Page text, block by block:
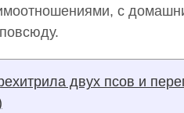
с
двух псов и